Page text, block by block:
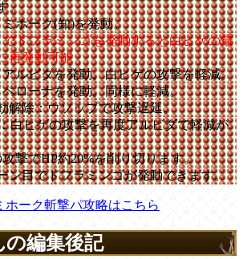
。
ホーク(知)を発動。
ドフラミンゴを発動すると白ヒゲの最
再発動可能
ルビダを発動。白ヒゲの攻撃を軽減。
ローナを発動。同様に軽減。
解除：ウソップで攻撃遅延。
白ヒゲの攻撃を再度アルビダで軽減が
撃でHP約20%を削り切ります。
ン目でドフラミンゴが発動できます。
ホーク斬撃パ攻略はこちら
編集後記